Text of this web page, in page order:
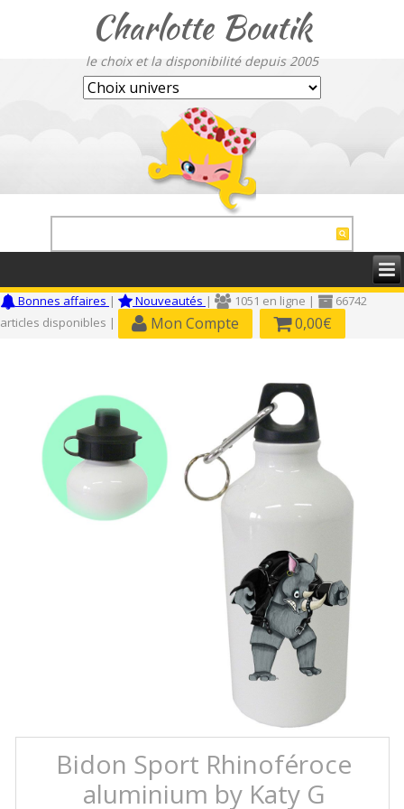
Charlotte Boutik
le choix et la disponibilité depuis 2005
Bonnes affaires | Nouveautés | 1051 en ligne |
66742
articles disponibles |
Mon Compte 0,00€
Bidon Sport Rhinoféroce
aluminium by Katy G